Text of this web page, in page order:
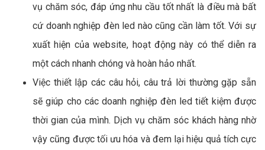
vụ chăm sóc, đáp ứng nhu cầu tốt nhất là điều mà bất
cứ doanh nghiệp đèn led nào cũng cần làm tốt. Với sự
xuất hiện của website, hoạt động này có thể diễn ra
một cách nhanh chóng và hoàn hảo nhất.
Việc thiết lập các câu hỏi, câu trả lời thường gặp sẵn
sẽ giúp cho các doanh nghiệp đèn led tiết kiệm được
thời gian của mình. Dịch vụ chăm sóc khách hàng nhờ
vậy cũng được tối ưu hóa và đem lại hiệu quả tích cực